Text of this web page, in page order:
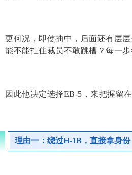
更何况，即使抽中，后面还有层
能不能扛住裁员不敢跳槽？每一
因此他决定选择EB-5，来把握留
理由一：绕过H-1B，直接拿身份